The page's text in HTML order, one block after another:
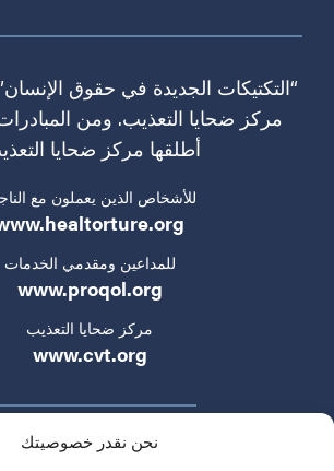
نحن نقدر خصوصيتك
“التكتيكات الجديدة في حقوق
مركز ضحايا التعذيب. ومن
أطلقها مركز ضحايا
للأشخاص الذين يعملون مع
للمداعين ومقدمي الخدمات
www.proqol.org
مركز ضحايا التعذيب
www.cvt.org